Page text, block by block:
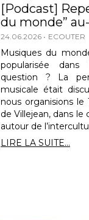
[Podcast]
du monde”
24.06.2026 ECOUTER
Musiques du
popularisée
question ? La
musicale était
nous organisions le
de Villejean, dans le
autour de
LIRE LA SUITE...